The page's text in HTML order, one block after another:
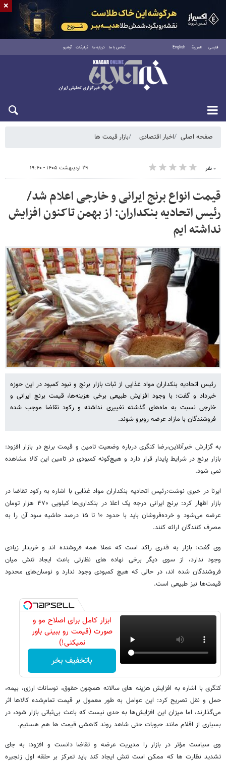
فارسی العربية English تماس با ما درباره ما تبلیغات آرشیو
پنجشنبه ۱۵ مرداد ۱۴۰۵
صفحه اصلی اخبار اقتصادی بازار قیمت ها
۰ نفر ۲۹ اردیبهشت ۱۴۰۵ - ۱۹:۴۰
قیمت انواع برنج ایرانی و خارجی اعلام شد/
رئیس اتحادیه بنکداران: از بهمن تاکنون افزایش
نداشته ایم
رئیس اتحادیه بنکداران مواد غذایی از ثبات بازار برنج و نبود کمبود در این حوزه
خبرداد و گفت: با وجود افزایش طبیعی برخی هزینه‌ها، قیمت برنج ایرانی و
خارجی نسبت به ماه‌های گذشته تغییری نداشته و رکود تقاضا موجب شده
فروشندگان با مازاد عرضه روبرو شوند.
به گزارش خبرآنلاین،رضا کنگری درباره وضعیت تامین و قیمت برنج در بازار افزود:
بازار برنج در شرایط پایدار قرار دارد و هیچ‌گونه کمبودی در تامین این کالا مشاهده
نمی‌ شود.
ایرنا در خبری نوشت:رئیس اتحادیه بنکداران مواد غذایی با اشاره به رکود تقاضا در
بازار اظهار کرد: برنج ایرانی درجه‌ یک اعلا در بنکداری‌ها کیلویی ۴۷۰ هزار تومان
عرضه می‌شود و خرده‌فروشان باید با حدود ۱۰ تا ۱۵ درصد حاشیه سود آن را به
مصرف‌ کنندگان ارائه کنند.
وی گفت: بازار به قدری راکد است که عملا همه فروشنده‌ اند و خریدار زیادی
وجود ندارد، از سوی دیگر برخی نهاده های نظارتی باعث ایجاد تنش میان
فروشندگان شده اند، در حالی که هیچ کمبودی وجود ندارد و نوسان‌های محدود
قیمت‌ها نیز طبیعی است.
ابزار کامل برای اصلاح مو و
صورت (قیمت رو ببینی باور
نمیکنی!)
باتخفیف بخر
کنگری با اشاره به افزایش هزینه‌ های سالانه همچون حقوق، نوسانات ارزی، بیمه،
حمل‌ و نقل تصریح کرد: این عوامل به‌ طور معمول بر قیمت تمام‌شده کالاها اثر
می‌گذارند، اما میزان این افزایش‌ها به حدی نیست که باعث بی‌ثباتی بازار شود، در
بسیاری از اقلام مانند حبوبات حتی شاهد روند کاهشی قیمت ها هم هستیم.
وی سیاست مؤثر در بازار را مدیریت عرضه و تقاضا دانست و افزود: به جای
تشدید نظارت‌ ها که ممکن است تنش ایجاد کند باید تمرکز بر حلقه اول زنجیره
×